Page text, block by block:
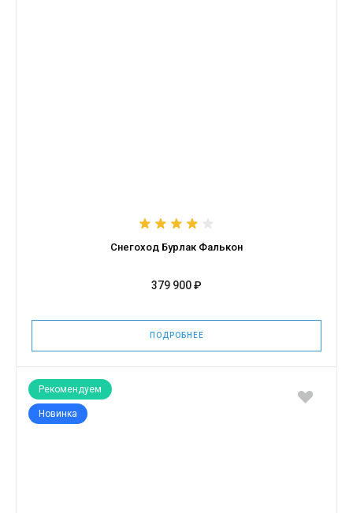
Снегоход Бурлак Фалькон
379 900 ₽
ПОДРОБНЕЕ
Рекомендуем
Новинка